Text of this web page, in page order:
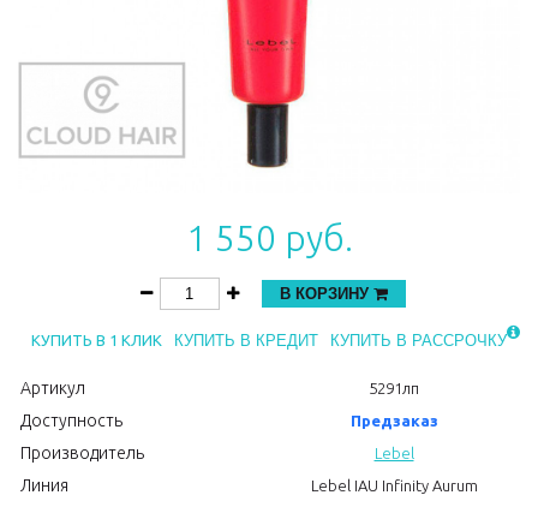
1 550 руб.
В КОРЗИНУ
КУПИТЬ В 1 КЛИК КУПИТЬ В КРЕДИТ КУПИТЬ В РАССРОЧКУ
Артикул 5291лп
Доступность Предзаказ
Производитель Lebel
Линия Lebel IAU Infinity Aurum